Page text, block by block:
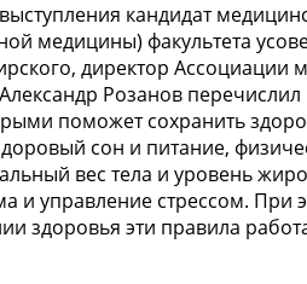
кандидат
медицины) факультета
директор Ассоциации
Розанов
поможет сохранить
сон и питание,
вес тела и уровень
и управление стрессом. При
здоровья эти правила